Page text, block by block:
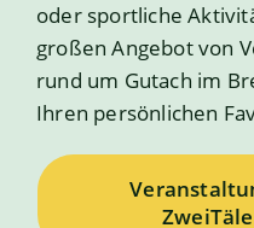
oder sportliche
großen Angebot von
rund um Gutach im
Ihren persönlichen